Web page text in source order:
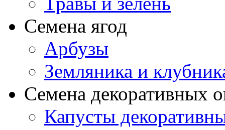
Семена ягод
Арбузы
Земляника и
Семена декоративных
Капусты